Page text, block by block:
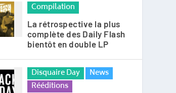
Compilation
La rétrospective la plus
complète des Daily Flash
bientôt en double LP
Disquaire Day
News
Rééditions